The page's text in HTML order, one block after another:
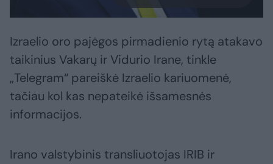
Izraelio oro pajėgos pirmadienio rytą atakavo
taikinius Vakarų ir Vidurio Irane, tinkle
„Telegram“ pareiškė Izraelio kariuomenė,
tačiau kol kas nepateikė išsamesnės
informacijos.
Irano valstybinis transliuotojas IRIB ir